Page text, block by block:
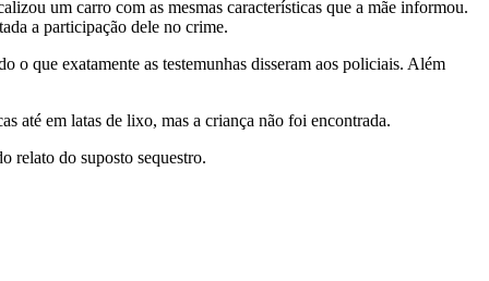
um carro com as mesmas características que a mãe informou.
a participação dele no crime.
o que exatamente as testemunhas disseram aos policiais. Além
até em latas de lixo, mas a criança não foi encontrada.
relato do suposto sequestro.